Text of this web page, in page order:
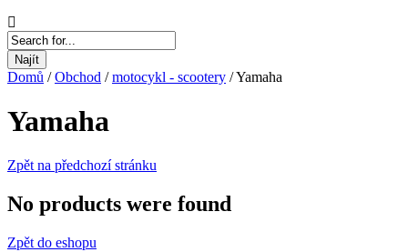
Najít
Domů / Obchod / motocykl - scootery /Yamaha
Yamaha
Zpět na předchozí stránku
No products were found
Zpět do eshopu